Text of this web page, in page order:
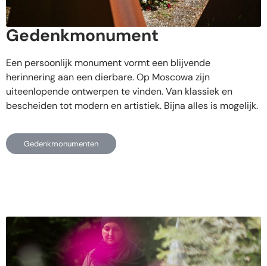
Gedenkmonument
Een persoonlijk monument vormt een blijvende
herinnering aan een dierbare. Op Moscowa zijn
uiteenlopende ontwerpen te vinden. Van klassiek en
bescheiden tot modern en artistiek. Bijna alles is mogelijk.
Gedenkmonumenten